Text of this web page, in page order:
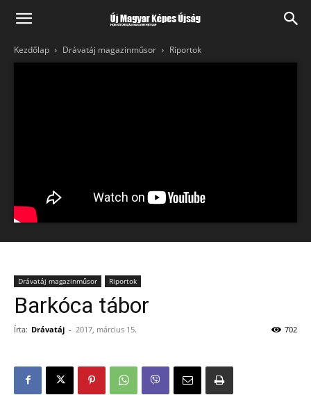
Kezdőlap Drávatáj magazinműsor Riportok
Drávatáj magazinműsor Riportok
Barkóca tábor
Írta: Drávatáj - 2017, március 15. 702